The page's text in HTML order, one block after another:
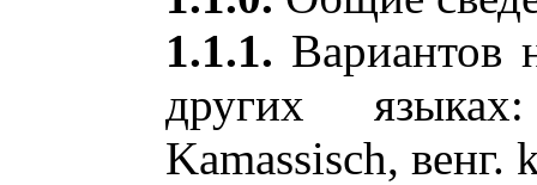
1.1.1. Вариантов
других
Kamassisch, венг.